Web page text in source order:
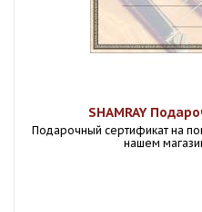
SHAMRAY
Подарочный сертификат на
нашем